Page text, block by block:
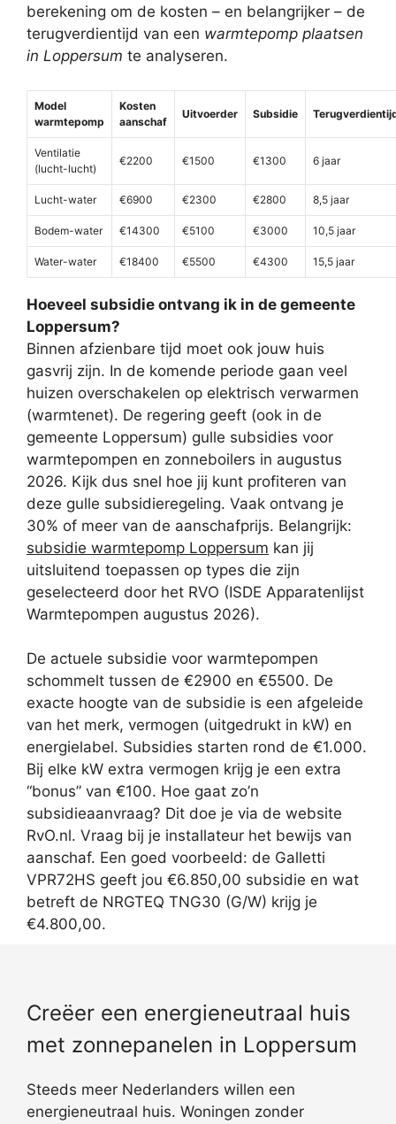
berekening om de kosten – en belangrijker – de
terugverdientijd van een warmtepomp plaatsen
in Loppersum te analyseren.
Model
warmtepomp
Kosten
aanschaf
Uitvoerder Subsidie
Ventilatie
(lucht-lucht)
€2200 €1500 €1300 6 jaar
Lucht-water €6900 €2300 €2800 8,5 jaar
Bodem-water €14300 €5100 €3000 10,5 jaar
Water-water €18400 €5500 €4300 15,5 jaar
Hoeveel subsidie ontvang ik in de gemeente
Loppersum?
Binnen afzienbare tijd moet ook jouw huis
gasvrij zijn. In de komende periode gaan veel
huizen overschakelen op elektrisch verwarmen
(warmtenet). De regering geeft (ook in de
gemeente Loppersum) gulle subsidies voor
warmtepompen en zonneboilers in augustus
2026. Kijk dus snel hoe jij kunt profiteren van
deze gulle subsidieregeling. Vaak ontvang je
30% of meer van de aanschafprijs. Belangrijk:
subsidie warmtepomp Loppersum kan jij
uitsluitend toepassen op types die zijn
geselecteerd door het RVO (ISDE Apparatenlijst
Warmtepompen augustus 2026).
De actuele subsidie voor warmtepompen
schommelt tussen de €2900 en €5500. De
exacte hoogte van de subsidie is een afgeleide
van het merk, vermogen (uitgedrukt in kW) en
energielabel. Subsidies starten rond de €1.000.
Bij elke kW extra vermogen krijg je een extra
“bonus” van €100. Hoe gaat zo’n
subsidieaanvraag? Dit doe je via de website
RvO.nl. Vraag bij je installateur het bewijs van
aanschaf. Een goed voorbeeld: de Galletti
VPR72HS geeft jou €6.850,00 subsidie en wat
betreft de NRGTEQ TNG30 (G/W) krijg je
€4.800,00.
Creëer een energieneutraal huis
met zonnepanelen in Loppersum
Steeds meer Nederlanders willen een
energieneutraal huis. Woningen zonder